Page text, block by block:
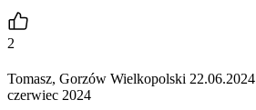
2
Tomasz, Gorzów Wielkopolski 22.06.2024
czerwiec 2024